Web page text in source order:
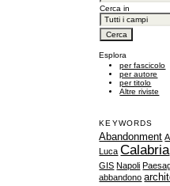
Cerca in
Esplora
per fascicolo
per autore
per titolo
Altre riviste
KEYWORDS
Abandonment
Luca Calabria
GIS Napoli
abbandono